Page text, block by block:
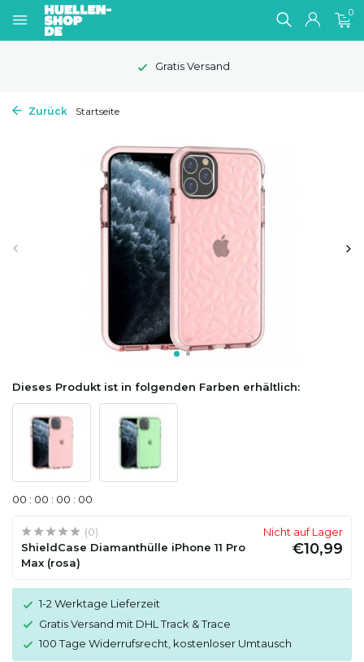
0
Gratis Versand
Zurück Startseite
Dieses Produkt ist in folgenden Farben erhältlich:
00 : 00 : 00 : 00
(0)
ShieldCase Diamanthülle iPhone 11 Pro
Max (rosa)
Nicht auf Lager
€10,99
1-2 Werktage Lieferzeit
Gratis Versand mit DHL Track & Trace
100 Tage Widerrufsrecht, kostenloser Umtausch